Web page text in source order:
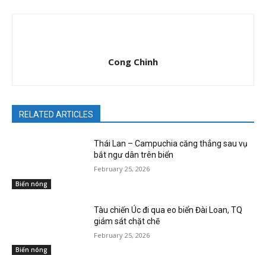
Cong Chinh
RELATED ARTICLES
Biển nóng
Thái Lan – Campuchia căng thẳng sau vụ
bắt ngư dân trên biển
February 25, 2026
Biển nóng
Tàu chiến Úc đi qua eo biển Đài Loan, TQ
giám sát chặt chẽ
February 25, 2026